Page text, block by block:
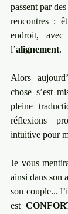
passent par
rencontres :
endroit,
l’alignement.
Alors
chose s’est
pleine
réflexions
intuitive pour
Je vous
ainsi dans son
son couple...
est